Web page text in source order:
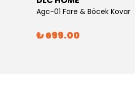
Agc-01 Fare & Böcek Kovar
₺ 699.00